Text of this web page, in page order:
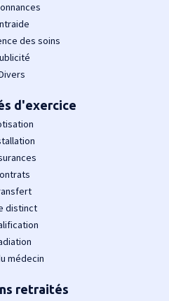
des soins
d'exercice
distinct
médecin
retraités